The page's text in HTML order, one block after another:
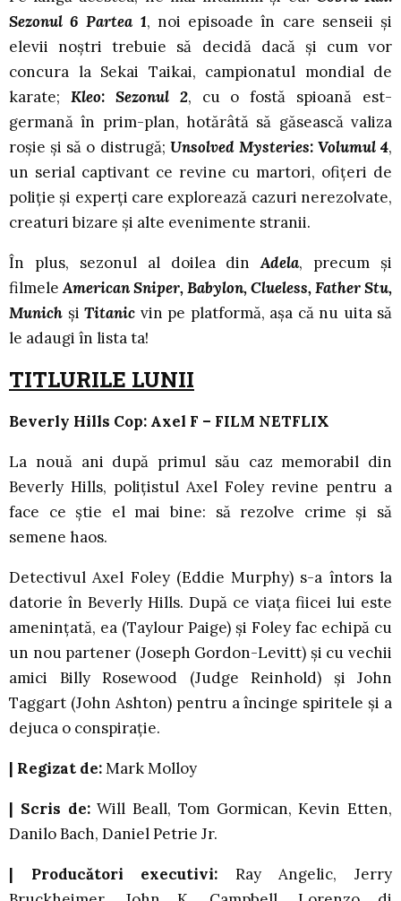
Sezonul 6 Partea 1, noi episoade în care senseii și
elevii noștri trebuie să decidă dacă și cum vor
concura la Sekai Taikai, campionatul mondial de
karate; Kleo: Sezonul 2, cu o fostă spioană est-
germană în prim-plan, hotărâtă să găsească valiza
roșie și să o distrugă; Unsolved Mysteries: Volumul 4,
un serial captivant ce revine cu martori, ofițeri de
poliție și experți care explorează cazuri nerezolvate,
creaturi bizare și alte evenimente stranii.
În plus, sezonul al doilea dinAdela, precum și
filmeleAmerican Sniper, Babylon, Clueless, Father Stu,
Munich și Titanic vin pe platformă, așa că nu uita să
le adaugi în lista ta!
TITLURILE LUNII
Beverly Hills Cop: Axel F – FILM NETFLIX
La nouă ani după primul său caz memorabil din
Beverly Hills, polițistul Axel Foley revine pentru a
face ce știe el mai bine: să rezolve crime și să
semene haos.
Detectivul Axel Foley (Eddie Murphy) s-a întors la
datorie în Beverly Hills. După ce viața fiicei lui este
amenințată, ea (Taylour Paige) și Foley fac echipă cu
un nou partener (Joseph Gordon-Levitt) și cu vechii
amici Billy Rosewood (Judge Reinhold) și John
Taggart (John Ashton) pentru a încinge spiritele și a
dejuca o conspirație.
| Regizat de:Mark Molloy
| Scris de:Will Beall, Tom Gormican, Kevin Etten,
Danilo Bach, Daniel Petrie Jr.
| Producători executivi: Ray Angelic, Jerry